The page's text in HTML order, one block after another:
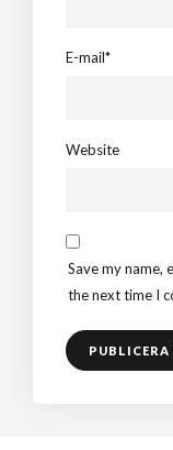
E-mail*
Website
Save my name,
the next time I